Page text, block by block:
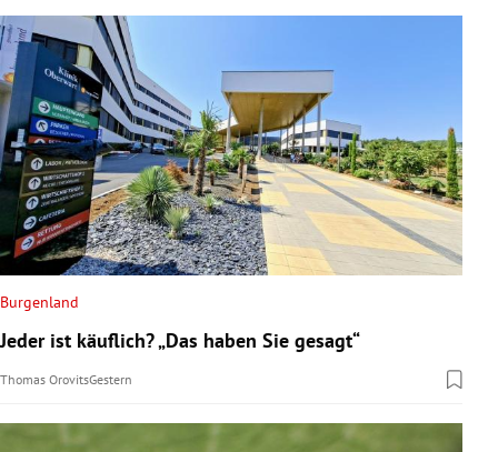
Burgenland
Jeder ist käuflich? „Das haben Sie gesagt“
Thomas OrovitsGestern